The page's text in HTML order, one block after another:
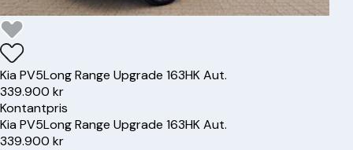
KiaPV5Long Range Upgrade 163HK Aut.
339.900 kr
Kontantpris
KiaPV5Long Range Upgrade 163HK Aut.
339.900 kr